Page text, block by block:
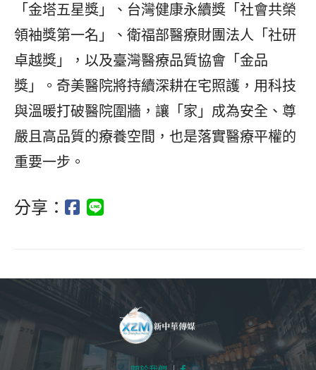
「金塔五星獎」、台灣健康永續獎「社會共榮
領袖獎第一名」、衛福部醫療財團法人「社研
卓越獎」，以及臺灣醫療品質協會「金品
獎」。奇美醫院將持續深耕在宅照護，用科技
與溫暖打破醫院圍牆，讓「家」成為安全、尊
嚴且高品質的療養空間，也是落實醫療平權的
重要一步。
分享：